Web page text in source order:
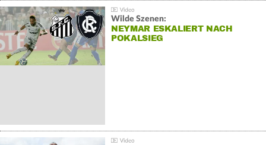
Wilde Szenen:
NEYMAR ESKALIERT NACH
POKALSIEG